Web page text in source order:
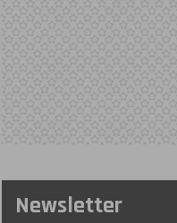
Newsletter